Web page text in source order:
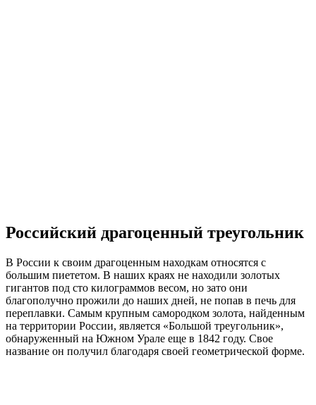
Российский драгоценный треугольник
В России к своим драгоценным находкам относятся с
большим пиететом. В наших краях не находили золотых
гигантов под сто килограммов весом, но зато они
благополучно прожили до наших дней, не попав в печь для
переплавки. Самым крупным самородком золота, найденным
на территории России, является «Большой треугольник»,
обнаруженный на Южном Урале еще в 1842 году. Свое
название он получил благодаря своей геометрической форме.